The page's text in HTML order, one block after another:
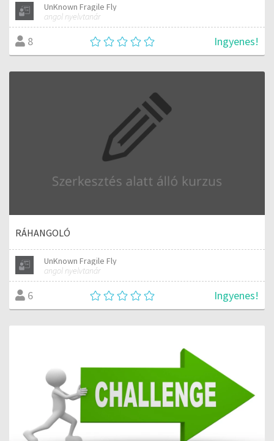
UnKnown Fragile Fly
angol nyelvtanár
8 Ingyenes!
RÁHANGOLÓ
UnKnown Fragile Fly
angol nyelvtanár
6 Ingyenes!